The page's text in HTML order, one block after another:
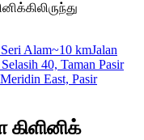
Alam~10 kmJalan
40, Taman Pasir
Meridin East, Pasir
கிளினிக்